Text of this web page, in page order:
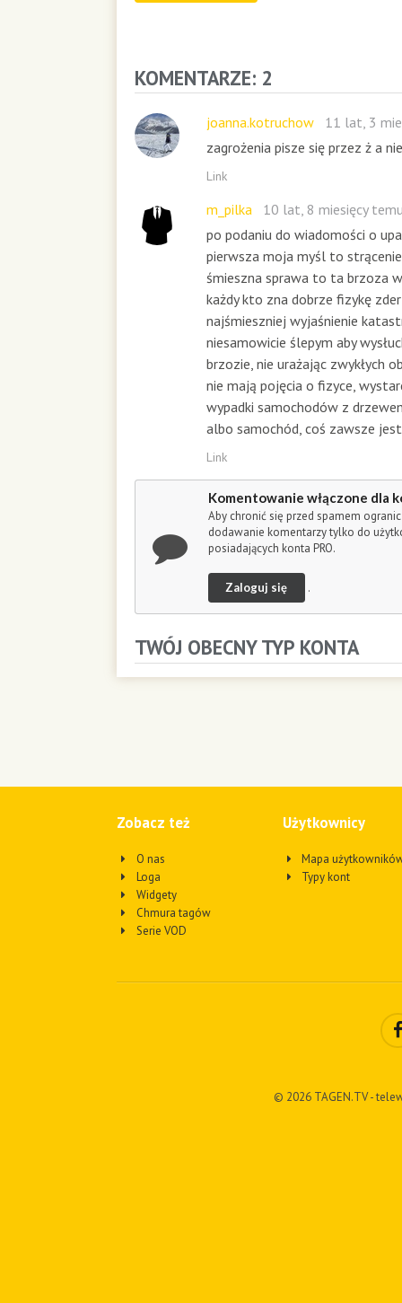
KOMENTARZE: 2
joanna.kotruchow
11 lat, 3
zagrożenia pisze się przez ż a
Link
m_pilka
10 lat, 8 miesięcy
po podaniu do wiadomości o
pierwsza moja myśl to
śmieszna sprawa to ta brzoza
każdy kto zna dobrze fizykę
najśmieszniej wyjaśnienie
niesamowicie ślepym aby
brzozie, nie urażając zwykłych
nie mają pojęcia o fizyce,
wypadki samochodów z
albo samochód, coś zawsze
Link
Komentowanie włączone dla
Aby chronić się przed spamem
dodawanie komentarzy tylko do
posiadających konta PRO.
Zaloguj się .
TWÓJ OBECNY TYP KONTA
Zobacz też
O nas
Loga
Widgety
Chmura tagów
Serie VOD
Użytkownicy
Mapa
Typy kont
© 2026 TAGEN.TV -